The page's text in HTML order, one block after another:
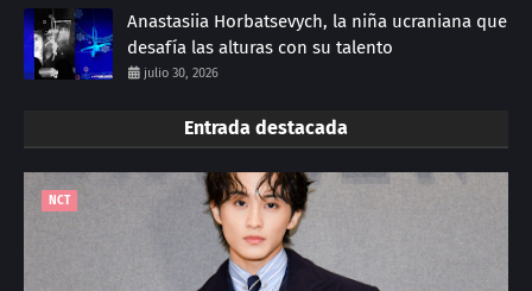
Anastasiia Horbatsevych, la niña ucraniana que
desafía las alturas con su talento
julio 30, 2026
Entrada destacada
NCT